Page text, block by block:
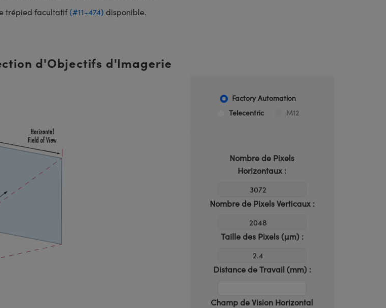
trépied facultatif(#11-474) disponible.
d'Objectifs d'Imagerie
Factory Automation
Telecentric
M12
Nombre de Pixels
Horizontaux :
Nombre de Pixels Verticaux :
Taille des Pixels (µm) :
Distance de Travail (mm) :
Champ de Vision Horizontal